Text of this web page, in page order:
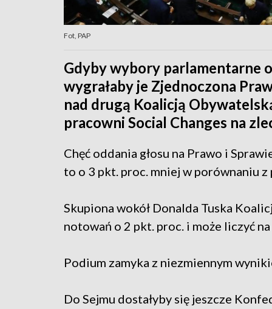
Fot, PAP
Gdyby wybory parlamentarne
wygrałaby je Zjednoczona
nad drugą Koalicją
pracowni Social Changes na
Chęć oddania głosu na Prawo i
to o 3 pkt. proc. mniej w porównaniu
Skupiona wokół Donalda Tuska
notowań o 2 pkt. proc. i może liczyć
Podium zamyka z niezmiennym
Do Sejmu dostałyby się jeszcze